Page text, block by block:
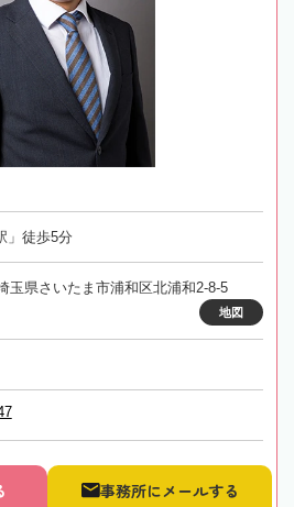
」徒歩5分
玉県さいたま市浦和区北浦和2-8-5
地図
事務所にメールする